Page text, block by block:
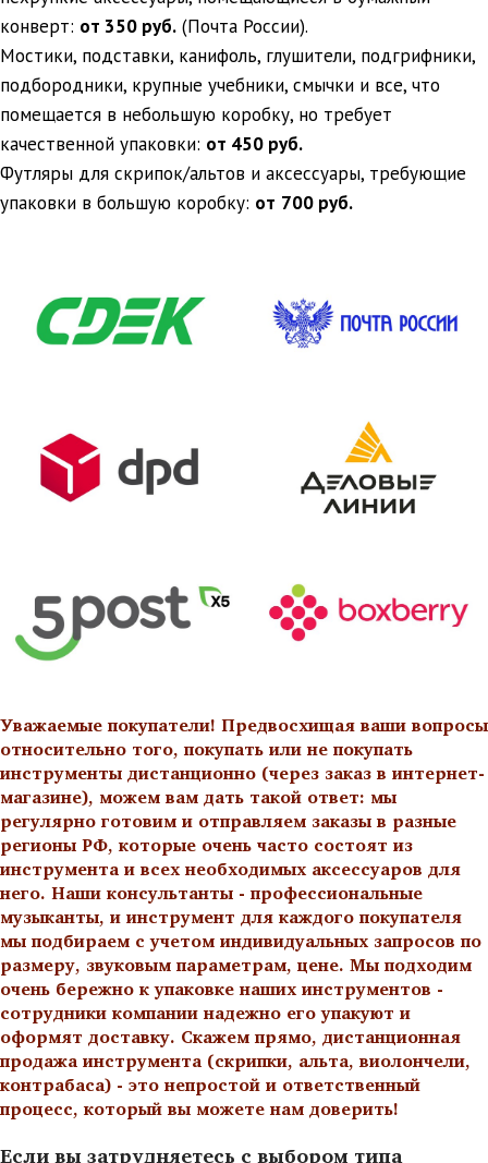
конверт: от 350 руб. (Почта России).
Мостики, подставки, канифоль, глушители, подгрифники,
подбородники, крупные учебники, смычки и все, что
помещается в небольшую коробку, но требует
качественной упаковки: от 450 руб.
Футляры для скрипок/альтов и аксессуары, требующие
упаковки в большую коробку: от 700 руб.
Уважаемые покупатели! Предвосхищая ваши вопросы
относительно того, покупать или не покупать
инструменты дистанционно (через заказ в интернет-
магазине), можем вам дать такой ответ: мы
регулярно готовим и отправляем заказы в разные
регионы РФ, которые очень часто состоят из
инструмента и всех необходимых аксессуаров для
него. Наши консультанты - профессиональные
музыканты, и инструмент для каждого покупателя
мы подбираем с учетом индивидуальных запросов по
размеру, звуковым параметрам, цене. Мы подходим
очень бережно к упаковке наших инструментов -
сотрудники компании надежно его упакуют и
оформят доставку. Скажем прямо, дистанционная
продажа инструмента (скрипки, альта, виолончели,
контрабаса) - это непростой и ответственный
процесс, который вы можете нам доверить!
Если вы затрудняетесь с выбором типа